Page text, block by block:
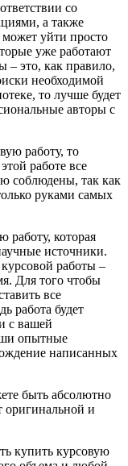
со
а также
уйти просто
уже работают
– это, как правило,
необходимой
то лучше будет
авторы с
работу, то
работе все
соблюдены, так как
руками самых
работу, которая
источники.
работы –
Для того чтобы
все
работа будет
с вашей
опытные
написанных
быть абсолютно
оригинальной и
купить курсовую